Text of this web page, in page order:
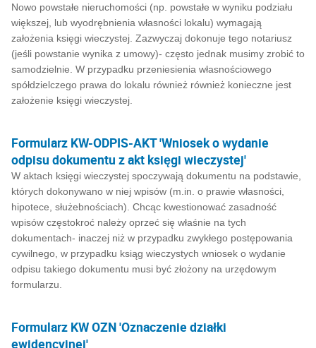
Nowo powstałe nieruchomości (np. powstałe w wyniku podziału
większej, lub wyodrębnienia własności lokalu) wymagają
założenia księgi wieczystej. Zazwyczaj dokonuje tego notariusz
(jeśli powstanie wynika z umowy)- często jednak musimy zrobić to
samodzielnie. W przypadku przeniesienia własnościowego
spółdzielczego prawa do lokalu również również konieczne jest
założenie księgi wieczystej.
Formularz KW-ODPIS-AKT 'Wniosek o wydanie
odpisu dokumentu z akt księgi wieczystej'
W aktach księgi wieczystej spoczywają dokumentu na podstawie,
których dokonywano w niej wpisów (m.in. o prawie własności,
hipotece, służebnościach). Chcąc kwestionować zasadność
wpisów częstokroć należy oprzeć się właśnie na tych
dokumentach- inaczej niż w przypadku zwykłego postępowania
cywilnego, w przypadku ksiąg wieczystych wniosek o wydanie
odpisu takiego dokumentu musi być złożony na urzędowym
formularzu.
Formularz KW OZN 'Oznaczenie działki
ewidencyjnej'